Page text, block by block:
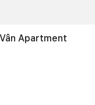
Apartment